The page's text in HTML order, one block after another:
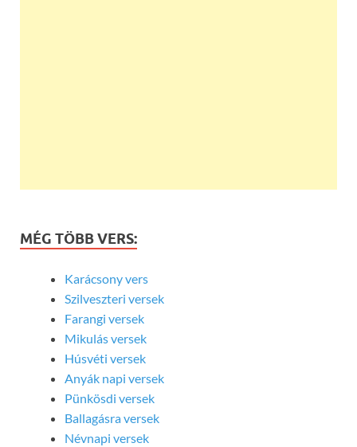
MÉG TÖBB VERS:
Karácsony vers
Szilveszteri versek
Farangi versek
Mikulás versek
Húsvéti versek
Anyák napi versek
Pünkösdi versek
Ballagásra versek
Névnapi versek